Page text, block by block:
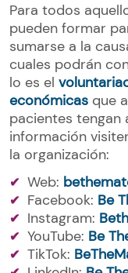
Para todos
pueden formar
sumarse a la
cuales podrán
lo es el
económicas que
pacientes tengan
información
la organización:
Web:
Facebook: Be
Instagram:
YouTube: Be
TikTok: